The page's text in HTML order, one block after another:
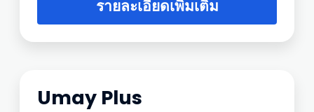
รายละเอียดเพิ่มเติม
Umay Plus